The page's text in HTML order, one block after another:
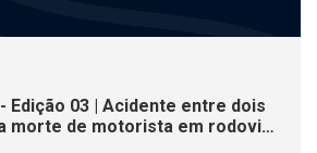
- Edição 03 | Acidente entre dois
morte de motorista em rodovia